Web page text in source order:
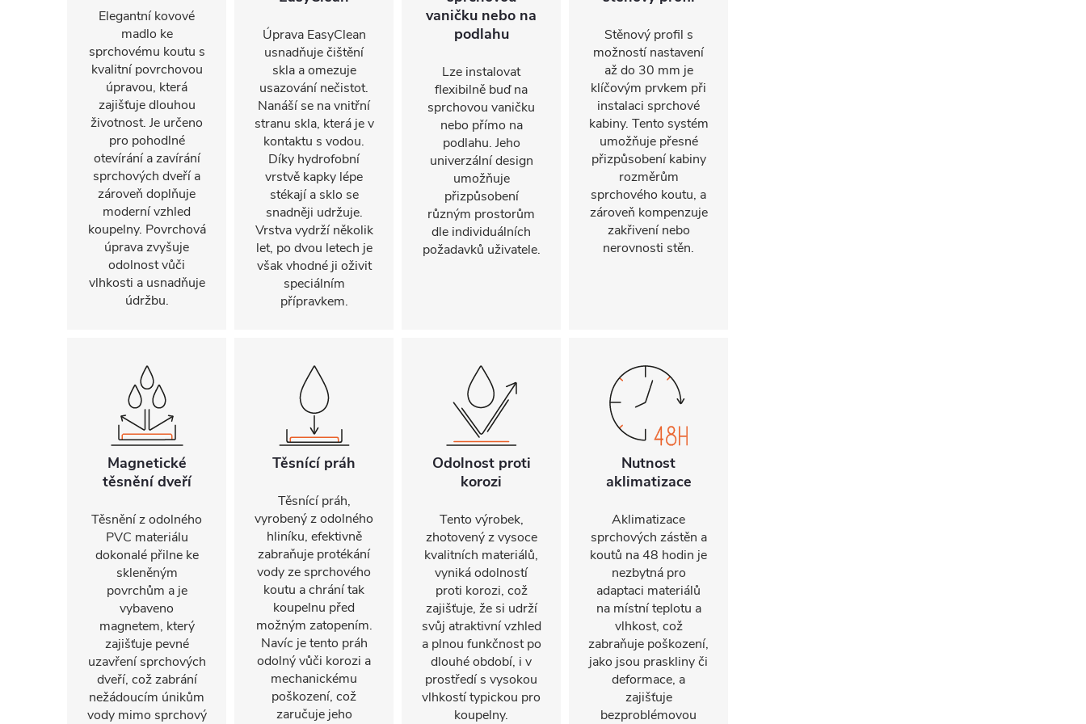
Elegantní kovové
madlo ke
sprchovému koutu s
kvalitní povrchovou
úpravou, která
zajišťuje dlouhou
životnost. Je určeno
pro pohodlné
otevírání a zavírání
sprchových dveří a
zároveň doplňuje
moderní vzhled
koupelny. Povrchová
úprava zvyšuje
odolnost vůči
vlhkosti a usnadňuje
údržbu.
Úprava EasyClean
usnadňuje čištění
skla a omezuje
usazování nečistot.
Nanáší se na vnitřní
stranu skla, která je v
kontaktu s vodou.
Díky hydrofobní
vrstvě kapky lépe
stékají a sklo se
snadněji udržuje.
Vrstva vydrží několik
let, po dvou letech je
však vhodné ji oživit
speciálním
přípravkem.
vaničku nebo na
podlahu
Lze instalovat
flexibilně buď na
sprchovou vaničku
nebo přímo na
podlahu. Jeho
univerzální design
umožňuje
přizpůsobení
různým prostorům
dle individuálních
požadavků uživatele.
Stěnový profil s
možností nastavení
až do 30 mm je
klíčovým prvkem při
instalaci sprchové
kabiny. Tento systém
umožňuje přesné
přizpůsobení kabiny
rozměrům
sprchového koutu, a
zároveň kompenzuje
zakřivení nebo
nerovnosti stěn.
Magnetické
těsnění dveří
Těsnění z odolného
PVC materiálu
dokonalé přilne ke
skleněným
povrchům a je
vybaveno
magnetem, který
zajišťuje pevné
uzavření sprchových
dveří, což zabrání
nežádoucím únikům
vody mimo sprchový
Těsnící práh
Těsnící práh,
vyrobený z odolného
hliníku, efektivně
zabraňuje protékání
vody ze sprchového
koutu a chrání tak
koupelnu před
možným zatopením.
Navíc je tento práh
odolný vůči korozi a
mechanickému
poškození, což
zaručuje jeho
Odolnost proti
korozi
Tento výrobek,
zhotovený z vysoce
kvalitních materiálů,
vyniká odolností
proti korozi, což
zajišťuje, že si udrží
svůj atraktivní vzhled
a plnou funkčnost po
dlouhé období, i v
prostředí s vysokou
vlhkostí typickou pro
koupelny.
Nutnost
aklimatizace
Aklimatizace
sprchových zástěn a
koutů na 48 hodin je
nezbytná pro
adaptaci materiálů
na místní teplotu a
vlhkost, což
zabraňuje poškození,
jako jsou praskliny či
deformace, a
zajišťuje
bezproblémovou